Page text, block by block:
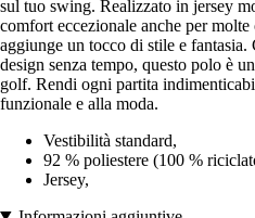
sul tuo swing. Realizzato in jersey
comfort eccezionale anche per
aggiunge un tocco di stile e
design senza tempo, questo polo è
golf. Rendi ogni partita
funzionale e alla moda.
Vestibilità standard,
92 % poliestere (100 %
Jersey,